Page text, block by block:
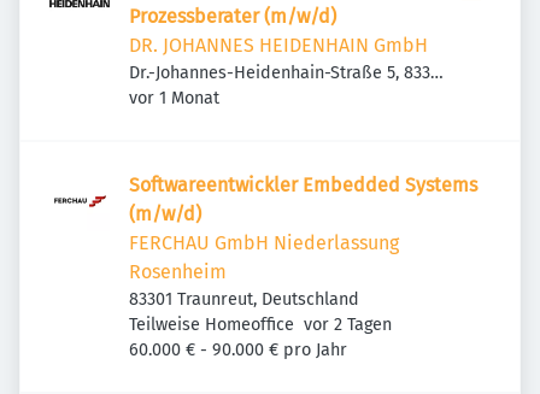
Prozessberater (m/w/d)
DR. JOHANNES HEIDENHAIN GmbH
Dr.-Johannes-Heidenhain-Straße 5, 83301
Traunreut, Deutschland
Veröffentlicht
vor 1 Monat
Softwareentwickler Embedded Systems
(m/w/d)
FERCHAU GmbH Niederlassung
Rosenheim
83301 Traunreut, Deutschland
Teilweise Homeoffice Veröffentlicht
vor 2 Tagen
60.000 € - 90.000 € pro Jahr